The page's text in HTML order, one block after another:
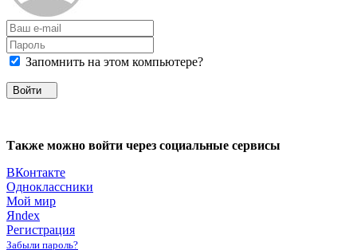
Запомнить на этом компьютере?
Войти
Также можно войти через социальные сервисы
ВКонтакте
Одноклассники
Мой мир
Яndex
Регистрация
Забыли пароль?